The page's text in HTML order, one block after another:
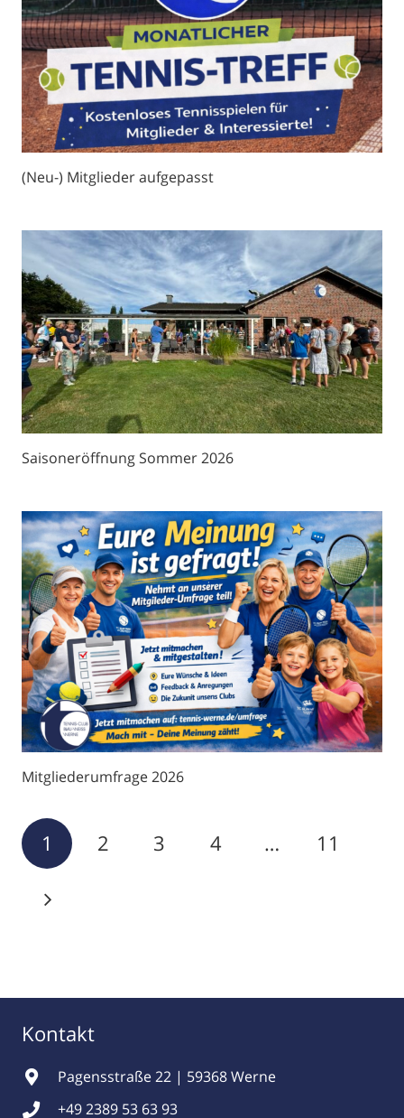
(Neu-) Mitglieder aufgepasst
Saisoneröffnung Sommer 2026
Mitgliederumfrage 2026
1 2 3 4 … 11
Kontakt
Pagensstraße 22 | 59368 Werne
+49 2389 53 63 93